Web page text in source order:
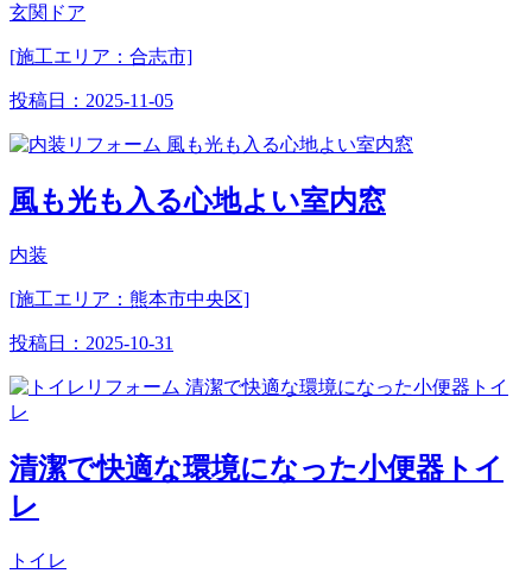
玄関ドア
[施工エリア：合志市]
投稿日： 2025-11-05
風も光も入る心地よい室内窓
内装
[施工エリア：熊本市中央区]
投稿日： 2025-10-31
清潔で快適な環境になった小便器トイ
レ
トイレ